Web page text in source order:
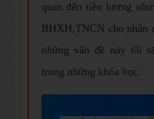
quan đến tiền lương
BHXH,TNCN cho nhân
những vấn đề này tôi
trong những khóa học.